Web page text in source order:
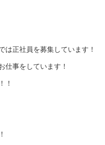
は正社員を募集しています！
仕事をしています！
！